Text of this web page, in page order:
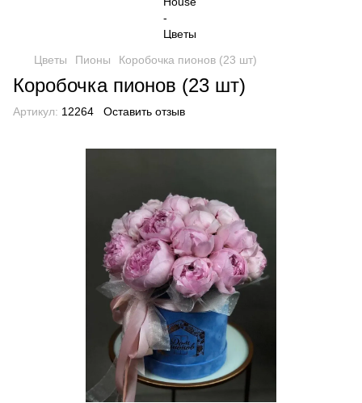
Цветы Пионы Коробочка пионов (23 шт)
Коробочка пионов (23 шт)
Артикул: 12264 Оставить отзыв